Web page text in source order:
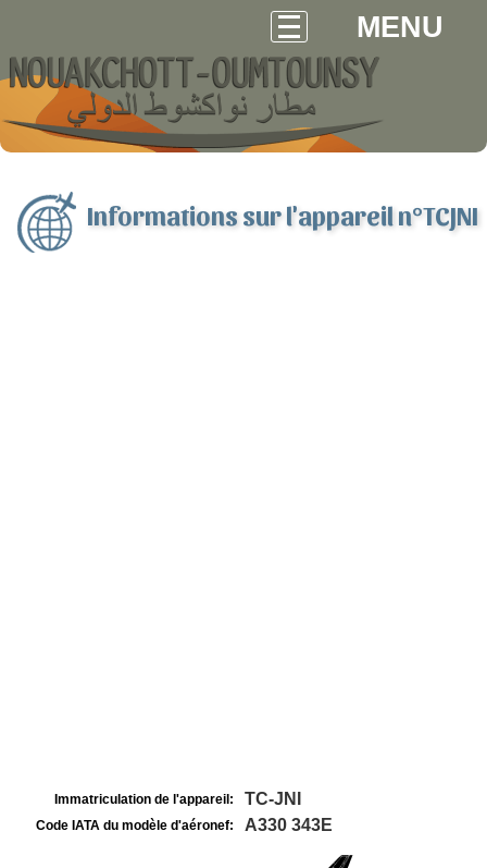
MENU
Informations sur l'appareil n°TCJNI
Immatriculation de l'appareil: TC-JNI
Code IATA du modèle d'aéronef: A330 343E